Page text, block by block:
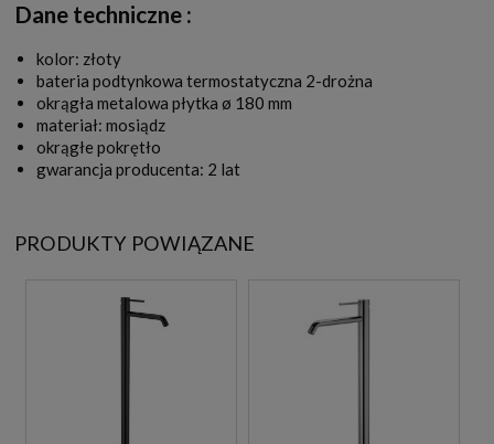
Dane techniczne :
kolor: złoty
bateria podtynkowa termostatyczna 2-drożna
okrągła metalowa płytka ø 180 mm
materiał: mosiądz
okrągłe pokrętło
gwarancja producenta: 2 lat
PRODUKTY POWIĄZANE